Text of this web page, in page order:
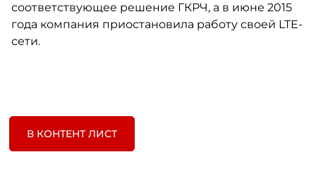
соответствующее решение ГКРЧ, а в июне 2015
года компания приостановила работу своей LTE-
сети.
В КОНТЕНТ ЛИСТ